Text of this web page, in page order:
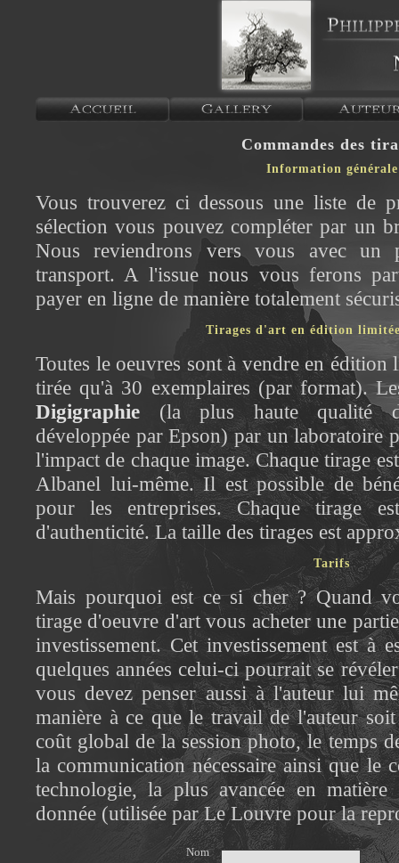
Commandes des
Information générale
Vous trouverez ci dessous une liste de
sélection vous pouvez compléter par un
Nous reviendrons vers vous avec
transport. A l'issue nous vous ferons
payer en ligne de manière totalement
Tirages d'art en édition
Toutes le oeuvres sont à vendre en édition
tirée qu'à 30 exemplaires (par format).
Digigraphie (la plus haute qualité
développée par Epson) par un laboratoire
l'impact de chaque image. Chaque tirage
Albanel lui-même. Il est possible de
pour les entreprises. Chaque tirage
d'authenticité. La taille des tirages est
Tarifs
Mais pourquoi est ce si cher ? Quand
tirage d'oeuvre d'art vous acheter une
investissement. Cet investissement est à
quelques années celui-ci pourrait se
vous devez penser aussi à l'auteur lui
manière à ce que le travail de l'auteur
coût global de la session photo, le temps
la communication nécessaire ainsi que le
technologie, la plus avancée en
donnée (utilisée par Le Louvre pour la
Nom